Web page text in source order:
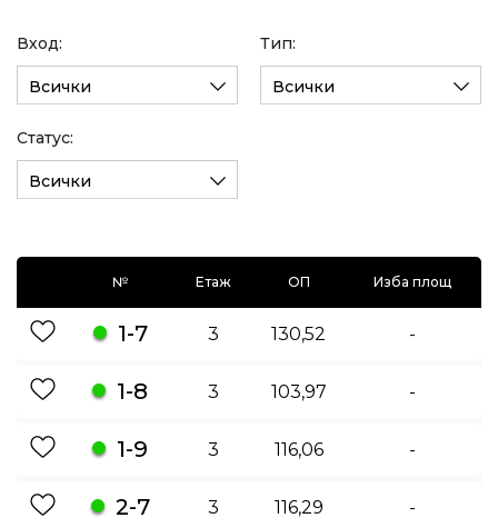
Вход:
Всички
Тип:
Всички
Статус:
Всички
№ Етаж ОП Изба площ
1-7 3 130,52 -
1-8 3 103,97 -
1-9 3 116,06 -
2-7 3 116,29 -